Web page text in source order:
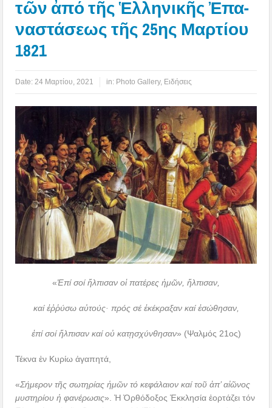
τῶν ἀ­πό τῆς Ἑλ­λη­νι­κῆς Ἐ­πα­
να­στά­σε­ως τῆς 25ης Μαρ­τί­ου
1821
Date: 24 Μαρτίου, 2021 in: Photo Gallery, Ειδήσεις
«Ἐπί σοί ἤλ­πι­σαν οἱ πα­τέ­ρες ἡ­μῶν, ἤλ­πι­σαν,
καί ἐῤῥύ­σω αὐ­τούς· πρός σέ ἐ­κέ­κρα­ξαν καί ἐ­σώ­θη­σαν,
ἐ­πί σοί ἤλ­πι­σαν καί οὐ κα­τῃσχύν­θη­σαν» (Ψαλ­μός 21ος)
Τέκνα ἐν Κυρίω ἀγαπητά,
«Σή­με­ρον τῆς σω­τη­ρί­ας ἡ­μῶν τό κε­φά­λαι­ον καί τοῦ ἀ­π’ αἰ­ῶ­νος
μυ­στη­ρί­ου ἡ φα­νέ­ρω­σις». Ἡ Ὀρ­θό­δο­ξος Ἐκ­κλη­σί­α ἑ­ορ­τά­ζει τόν